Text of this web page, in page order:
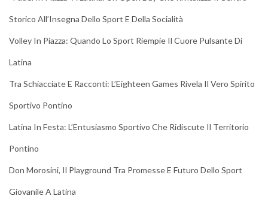
Storico All’Insegna Dello Sport E Della Socialità
Volley In Piazza: Quando Lo Sport Riempie Il Cuore Pulsante Di
Latina
Tra Schiacciate E Racconti: L’Eighteen Games Rivela Il Vero Spirito
Sportivo Pontino
Latina In Festa: L’Entusiasmo Sportivo Che Ridiscute Il Territorio
Pontino
Don Morosini, Il Playground Tra Promesse E Futuro Dello Sport
Giovanile A Latina